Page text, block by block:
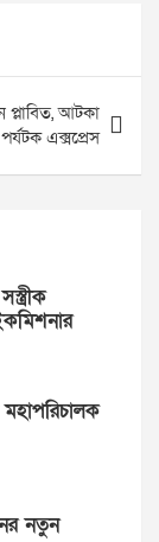
প্লাবিত, আটকা
পর্যটক এক্সপ্রেস
নতুন